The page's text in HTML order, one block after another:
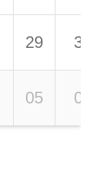
29 30
05 06